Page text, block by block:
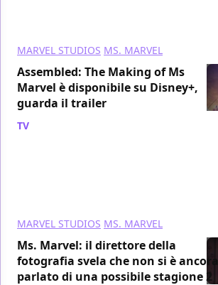
MARVEL STUDIOS MS. MARVEL
Assembled: The Making of Ms
Marvel è disponibile su Disney+,
guarda il trailer
TV
MARVEL STUDIOS MS. MARVEL
Ms. Marvel: il direttore della
fotografia svela che non si è ancora
parlato di una possibile stagione 2